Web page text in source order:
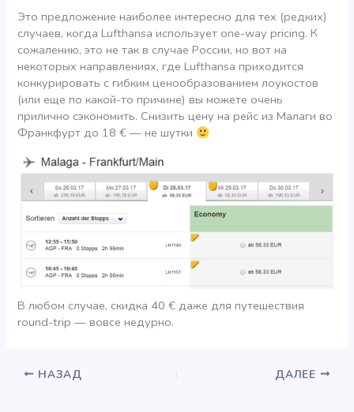
Это предложение наиболее интересно для тех (редких)
случаев, когда Lufthansa использует one-way pricing. К
сожалению, это не так в случае России, но вот на
некоторых направлениях, где Lufthansa приходится
конкурировать с гибким ценообразованием лоукостов
(или еще по какой-то причине) вы можете очень
прилично сэкономить. Снизить цену на рейс из Малаги во
Франкфурт до 18 € — не шутки
В любом случае, скидка 40 € даже для путешествия
round-trip — вовсе недурно.
НАЗАД ДАЛЕЕ